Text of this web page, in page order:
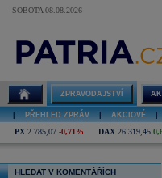
SOBOTA 08.08.2026
ZPRAVODAJSTVÍ
PŘEHLED ZPRÁV AKCIOVÉ
PX 2 785,07 -0,71% DAX 26 319,45
HLEDAT V KOMENTÁŘÍCH